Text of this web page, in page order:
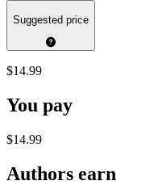
Suggested price
$14.99
You pay
$14.99
Authors earn